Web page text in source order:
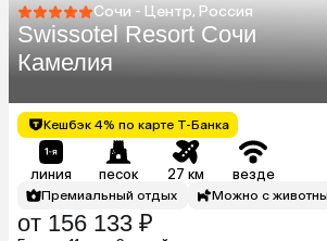
Сочи - Центр, Россия
Swissotel Resort Сочи
Камелия
Кешбэк 4% по карте Т-Банка
линия песок 27 км везде
Премиальный отдых Можно с
от 156 133 ₽